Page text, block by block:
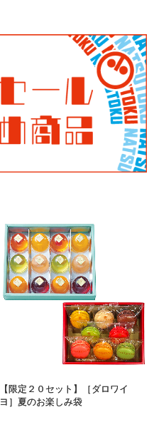
【限定２０セット】［ダロワイ
ヨ］夏のお楽しみ袋